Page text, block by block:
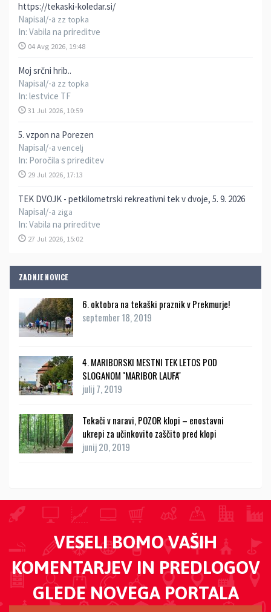
https://tekaski-koledar.si/
Napisal/-a zz topka
In: Vabila na prireditve
04 Avg 2026, 19:48
Moj srčni hrib..
Napisal/-a zz topka
In: lestvice TF
31 Jul 2026, 10:59
5. vzpon na Porezen
Napisal/-a vencelj
In: Poročila s prireditev
29 Jul 2026, 17:13
TEK DVOJK - petkilometrski rekreativni tek v dvoje, 5. 9. 2026
Napisal/-a ziga
In: Vabila na prireditve
27 Jul 2026, 15:02
ZADNJE NOVICE
6. oktobra na tekaški praznik v Prekmurje!
september 18, 2019
4. MARIBORSKI MESTNI TEK LETOS POD
SLOGANOM ''MARIBOR LAUFA''
julij 7, 2019
Tekači v naravi, POZOR klopi – enostavni
ukrepi za učinkovito zaščito pred klopi
junij 20, 2019
VESELI BOMO VAŠIH
KOMENTARJEV IN PREDLOGOV
GLEDE NOVEGA PORTALA